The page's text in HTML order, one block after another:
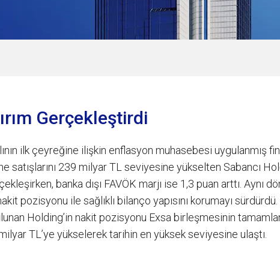
Gerçekleştirdi
ilk çeyreğine ilişkin enflasyon muhasebesi uygulanmış
satışlarını 239 milyar TL seviyesine yükselten Sabancı
banka dışı FAVÖK marjı ise 1,3 puan arttı. Aynı
pozisyonu ile sağlıklı bilanço yapısını korumayı
Holding’in nakit pozisyonu Exsa birleşmesinin
TL’ye yükselerek tarihin en yüksek seviyesine ulaştı.